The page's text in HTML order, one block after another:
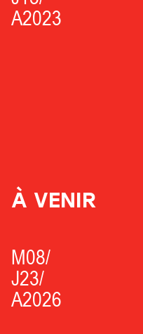
A2023
À VENIR
M08/
J23/
A2026